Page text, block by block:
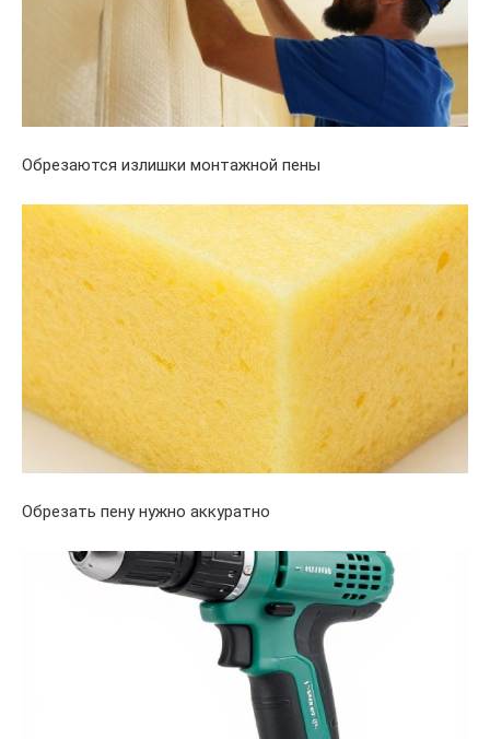
Обрезаются излишки монтажной пены
Обрезать пену нужно аккуратно